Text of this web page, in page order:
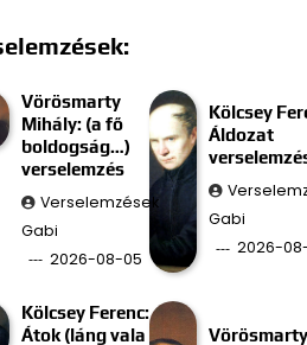
Vörösmarty
Mihály: (a fő
boldogság…)
verselemzés
Verselemzések
Gabi
2026-08-05
Kölcsey
Áldozat
Gabi
2026-
Kölcsey Ferenc:
Átok (láng vala
Vörösmarty